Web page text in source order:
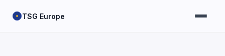
TSG Europe